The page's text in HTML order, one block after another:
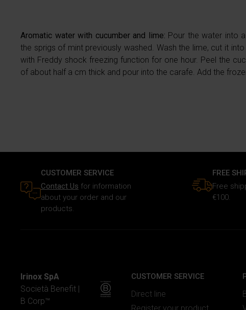
Aromatic water with cucumber and lime: Pour the water into
the sprigs of mint previously washed. Wash the lime, cut it
with Freddy shock freezing function for one hour. Peel the
of about half a cm thick and pour into the carafe. Add the
CUSTOMER SERVICE
Contact Us for information
about your order and our
products.
FREE
Free
€100.
Irinox SpA
Società Benefit |
B Corp™
CUSTOMER SERVICE
Direct line